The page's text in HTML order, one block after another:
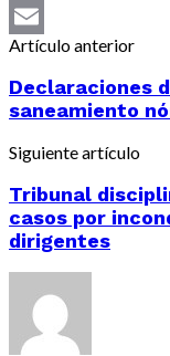
LinkedIn
Email
Artículo anterior
Declaraciones
saneamiento
Siguiente artículo
Tribunal
casos por
dirigentes